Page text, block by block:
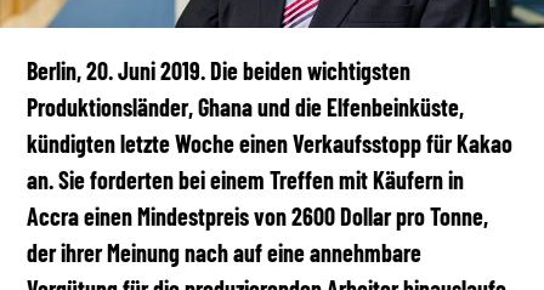
Berlin, 20. Juni 2019. Die beiden wichtigsten
Produktionsländer, Ghana und die Elfenbeinküste,
kündigten letzte Woche einen Verkaufsstopp für Kakao
an. Sie forderten bei einem Treffen mit Käufern in
Accra einen Mindestpreis von 2600 Dollar pro Tonne,
der ihrer Meinung nach auf eine annehmbare